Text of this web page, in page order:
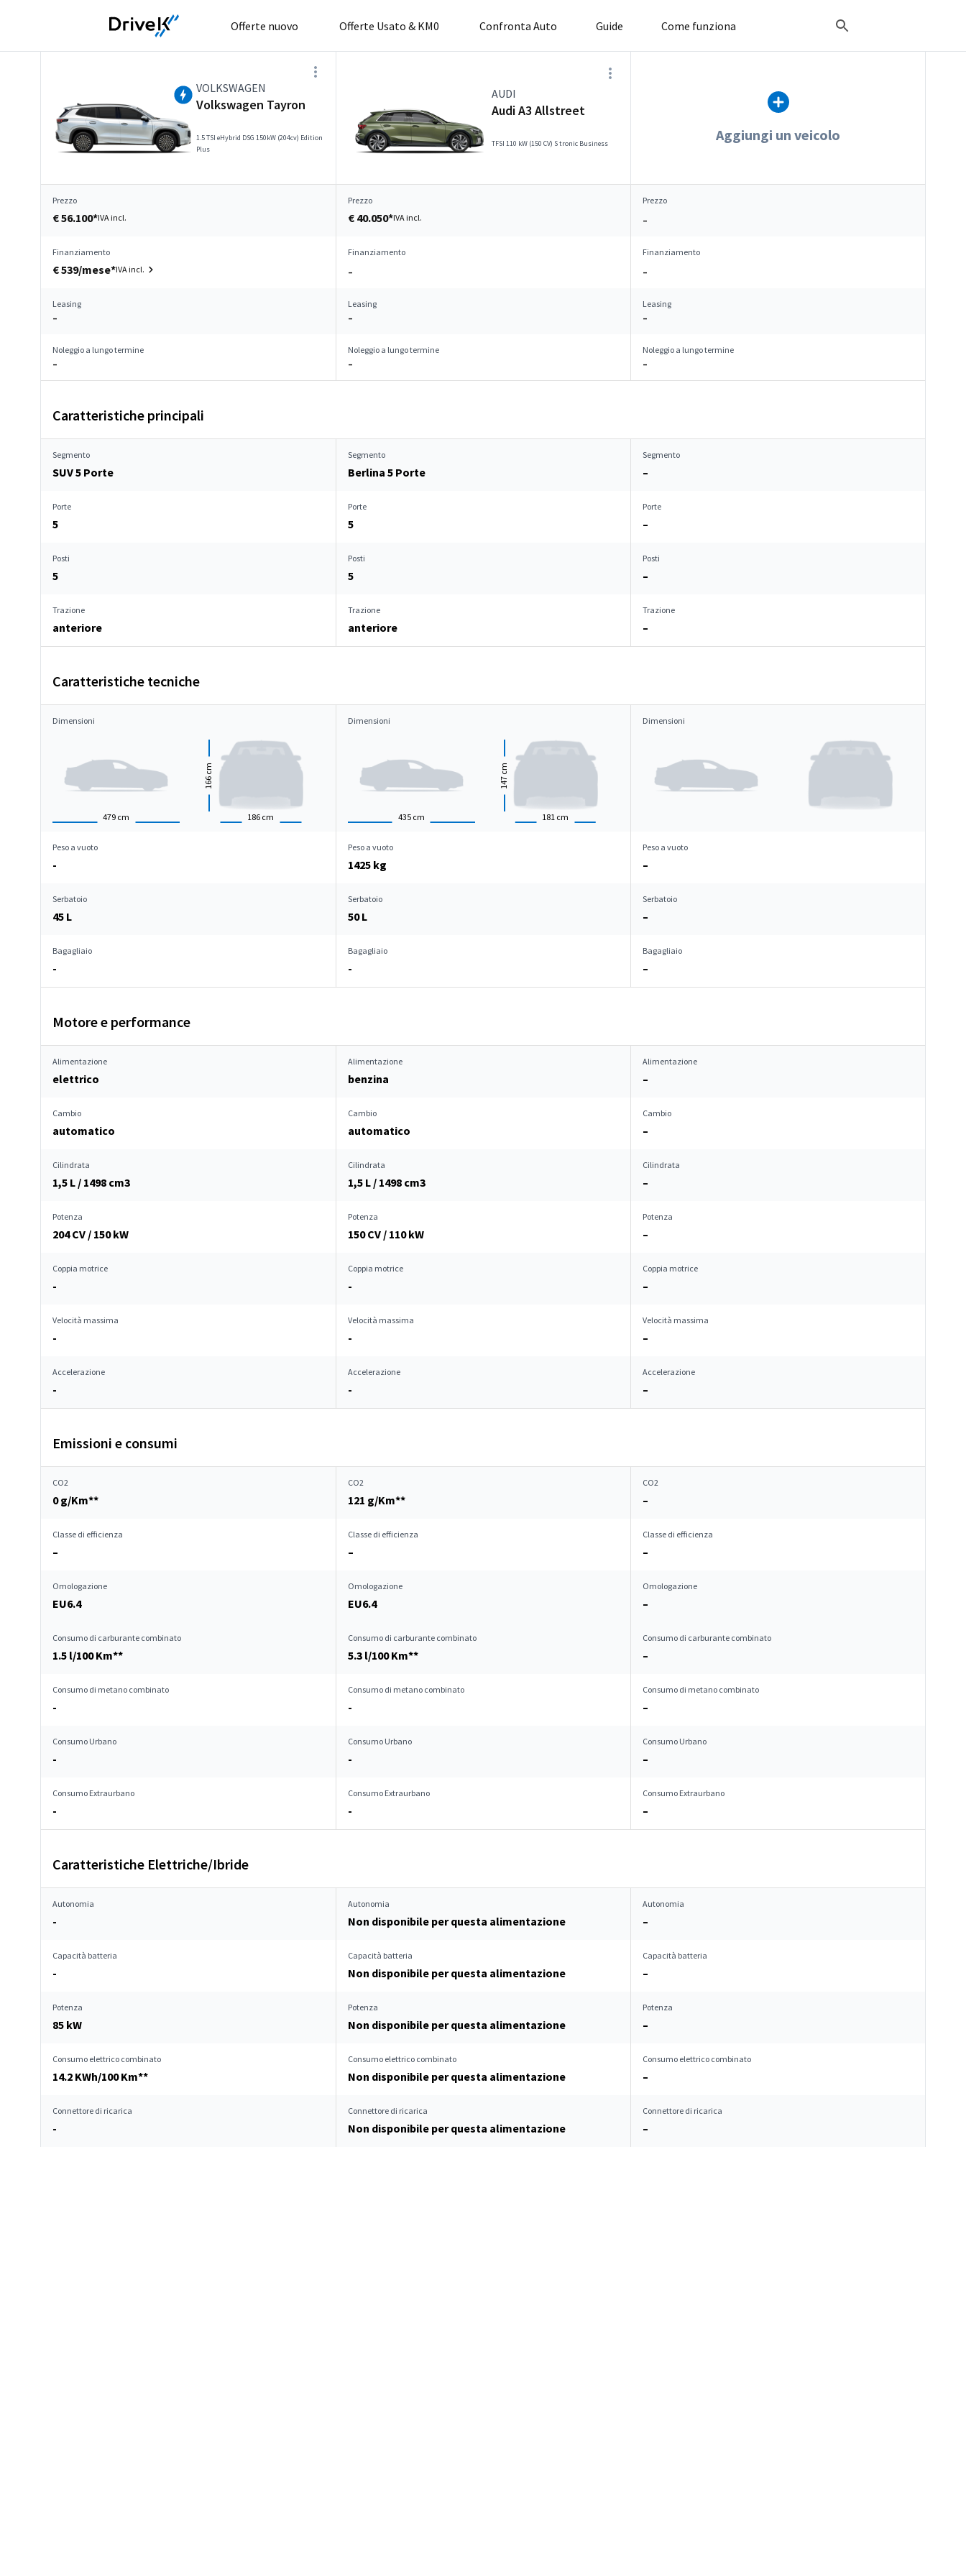
Offerte nuovo Offerte Usato & KM0 Confronta Auto Guide Come funziona
VOLKSWAGEN
Volkswagen Tayron
1.5 TSI eHybrid DSG 150kW (204cv) Edition
Plus
AUDI
Audi A3 Allstreet
TFSI 110 kW (150 CV) S tronic Business Aggiungi un veicolo
Prezzo
€ 56.100*IVA incl.
Prezzo
€ 40.050*IVA incl.
Prezzo
–
Finanziamento
€ 539/mese*IVA incl.
Finanziamento
–
Finanziamento
–
Leasing
–
Leasing
–
Leasing
–
Noleggio a lungo termine
–
Noleggio a lungo termine
–
Noleggio a lungo termine
–
Caratteristiche principali
Segmento
SUV 5 Porte
Segmento
Berlina 5 Porte
Segmento
–
Porte
5
Porte
5
Porte
–
Posti
5
Posti
5
Posti
–
Trazione
anteriore
Trazione
anteriore
Trazione
–
Caratteristiche tecniche
Dimensioni
479 cm 186 cm
166
cm
Dimensioni
435 cm 181 cm
147
cm
Dimensioni
Peso a vuoto
-
Peso a vuoto
1425 kg
Peso a vuoto
–
Serbatoio
45 L
Serbatoio
50 L
Serbatoio
–
Bagagliaio
-
Bagagliaio
-
Bagagliaio
–
Motore e performance
Alimentazione
elettrico
Alimentazione
benzina
Alimentazione
–
Cambio
automatico
Cambio
automatico
Cambio
–
Cilindrata
1,5 L / 1498 cm3
Cilindrata
1,5 L / 1498 cm3
Cilindrata
–
Potenza
204 CV / 150 kW
Potenza
150 CV / 110 kW
Potenza
–
Coppia motrice
-
Coppia motrice
-
Coppia motrice
–
Velocità massima
-
Velocità massima
-
Velocità massima
–
Accelerazione
-
Accelerazione
-
Accelerazione
–
Emissioni e consumi
CO2
0 g/Km**
CO2
121 g/Km**
CO2
–
Classe di efficienza
–
Classe di efficienza
–
Classe di efficienza
–
Omologazione
EU6.4
Omologazione
EU6.4
Omologazione
–
Consumo di carburante combinato
1.5 l/100 Km**
Consumo di carburante combinato
5.3 l/100 Km**
Consumo di carburante combinato
–
Consumo di metano combinato
-
Consumo di metano combinato
-
Consumo di metano combinato
–
Consumo Urbano
-
Consumo Urbano
-
Consumo Urbano
–
Consumo Extraurbano
-
Consumo Extraurbano
-
Consumo Extraurbano
–
Caratteristiche Elettriche/Ibride
Autonomia
-
Autonomia
Non disponibile per questa alimentazione
Autonomia
–
Capacità batteria
-
Capacità batteria
Non disponibile per questa alimentazione
Capacità batteria
–
Potenza
85 kW
Potenza
Non disponibile per questa alimentazione
Potenza
–
Consumo elettrico combinato
14.2 KWh/100 Km**
Consumo elettrico combinato
Non disponibile per questa alimentazione
Consumo elettrico combinato
–
Connettore di ricarica
-
Connettore di ricarica
Non disponibile per questa alimentazione
Connettore di ricarica
–